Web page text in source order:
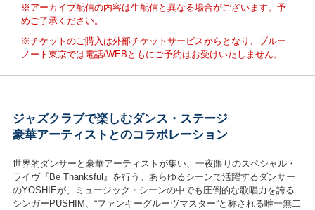
※アーカイブ配信の内容は生配信と異なる場合がございます。予
めご了承ください。
※チケットのご購入は外部チケットサービスからとなり、 ブルー
ノート東京では電話/WEBともにご予約はお受けいたしません。
ジャズクラブで楽しむダンス・ステージ
豪華アーティストとのコラボレーション
世界的ダンサーと豪華アーティストが集い、一夜限りのスペシャル・
ライヴ『Be Thanksful』を行う。あらゆるシーンで活躍するダンサー
のYOSHIEが、ミュージック・シーンの中でも圧倒的な歌唱力を誇る
シンガーPUSHIM、“ファンキーグルーヴマスター”と称される唯一無二